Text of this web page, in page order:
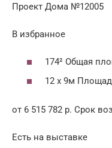
Проект Дома №12005
В избранное
174² Общая
12 x 9м
от 6 515 782 р. Срок
Есть на выставке